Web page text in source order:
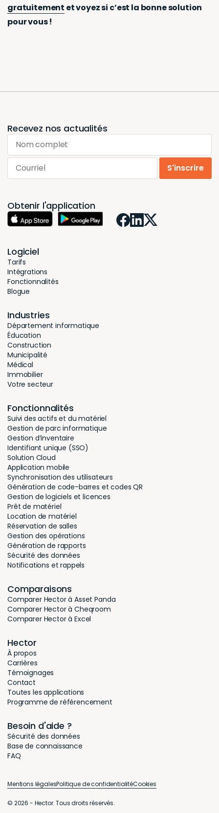
gratuitement et voyez si c’est la bonne solution
pour vous !
Recevez nos actualités
Nom complet
Courriel
S'inscrire
Obtenir l'application
Logiciel
Tarifs
Intégrations
Fonctionnalités
Blogue
Industries
Département informatique
Éducation
Construction
Municipalité
Médical
Immobilier
Votre secteur
Fonctionnalités
Suivi des actifs et du matériel
Gestion de parc informatique
Gestion d’inventaire
Identifiant unique (SSO)
Solution Cloud
Application mobile
Synchronisation des utilisateurs
Génération de code-barres et codes QR
Gestion de logiciels et licences
Prêt de matériel
Location de matériel
Réservation de salles
Gestion des opérations
Génération de rapports
Sécurité des données
Notifications et rappels
Comparaisons
Comparer Hector à Asset Panda
Comparer Hector à Cheqroom
Comparer Hector à Excel
Hector
À propos
Carrières
Témoignages
Contact
Toutes les applications
Programme de référencement
Besoin d'aide ?
Sécurité des données
Base de connaissance
FAQ
© 2026 - Hector. Tous droits réservés.
Mentions légalesPolitique de confidentialitéCookies